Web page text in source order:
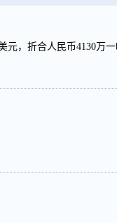
元，折合人民币4130万